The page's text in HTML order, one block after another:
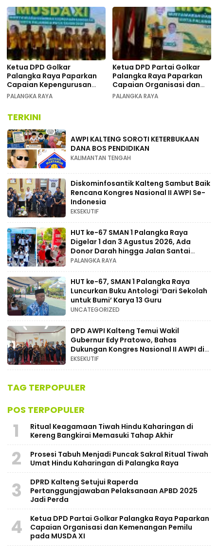
Ketua DPD Golkar
Palangka Raya Paparkan
Capaian Kepengurusan
pada Pembukaan Musda XI
PALANGKA RAYA
Ketua DPD Partai Golkar
Palangka Raya Paparkan
Capaian Organisasi dan
Kemenangan Pemilu pada
PALANGKA RAYA
TERKINI
AWPI KALTENG SOROTI KETERBUKAAN
DANA BOS PENDIDIKAN
KALIMANTAN TENGAH
Diskominfosantik Kalteng Sambut Baik
Rencana Kongres Nasional II AWPI Se-
Indonesia
EKSEKUTIF
HUT ke-67 SMAN 1 Palangka Raya
Digelar 1 dan 3 Agustus 2026, Ada
Donor Darah hingga Jalan Santai
Berhadiah Doorprize
PALANGKA RAYA
HUT ke-67, SMAN 1 Palangka Raya
Luncurkan Buku Antologi ‘Dari Sekolah
untuk Bumi’ Karya 13 Guru
UNCATEGORIZED
DPD AWPI Kalteng Temui Wakil
Gubernur Edy Pratowo, Bahas
Dukungan Kongres Nasional II AWPI di
Kalimantan Tengah
EKSEKUTIF
TAG TERPOPULER
POS TERPOPULER
1
Ritual Keagamaan Tiwah Hindu Kaharingan di
Kereng Bangkirai Memasuki Tahap Akhir
2
Prosesi Tabuh Menjadi Puncak Sakral Ritual Tiwah
Umat Hindu Kaharingan di Palangka Raya
3
​DPRD Kalteng Setujui Raperda
Pertanggungjawaban Pelaksanaan APBD 2025
Jadi Perda
4
Ketua DPD Partai Golkar Palangka Raya Paparkan
Capaian Organisasi dan Kemenangan Pemilu
pada MUSDA XI